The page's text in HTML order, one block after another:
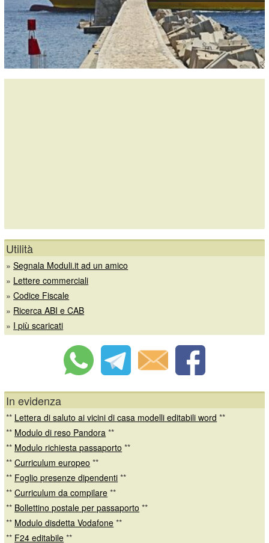
Utilità
»Segnala Moduli.it ad un amico
» Lettere commerciali
»Codice Fiscale
» Ricerca ABI e CAB
» I più scaricati
In evidenza
** Lettera di saluto ai vicini di casa modelli editabili word **
** Modulo di reso Pandora **
** Modulo richiesta passaporto **
**Curriculum europeo **
** Foglio presenze dipendenti **
**Curriculum da compilare **
** Bollettino postale per passaporto **
** Modulo disdetta Vodafone **
** F24 editabile **